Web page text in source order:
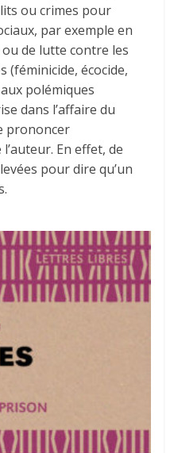
ou crimes pour
par exemple en
de lutte contre les
(féminicide, écocide,
polémiques
dans l’affaire du
prononcer
En effet, de
pour dire qu’un